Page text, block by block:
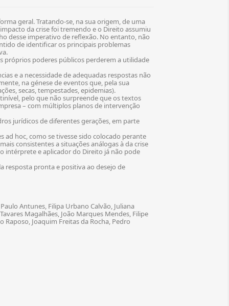
geral. Tratando-se, na sua origem, de uma
da crise foi tremendo e o Direito assumiu
desse imperativo de reflexão. No entanto, não
de identificar os principais problemas
próprios poderes públicos perderem a utilidade
e a necessidade de adequadas respostas não
na génese de eventos que, pela sua
secas, tempestades, epidemias).
pelo que não surpreende que os textos
– com múltiplos planos de intervenção
jurídicos de diferentes gerações, em parte
ad hoc, como se tivesse sido colocado perante
consistentes a situações análogas à da crise
intérprete e aplicador do Direito já não pode
resposta pronta e positiva ao desejo de
Antunes, Filipa Urbano Calvão, Juliana
Magalhães, João Marques Mendes, Filipe
Raposo, Joaquim Freitas da Rocha, Pedro